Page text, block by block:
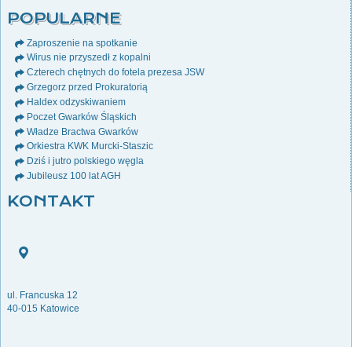
POPULARNE
Zaproszenie na spotkanie
Wirus nie przyszedł z kopalni
Czterech chętnych do fotela prezesa JSW
Grzegorz przed Prokuratorią
Haldex odzyskiwaniem
Poczet Gwarków Śląskich
Władze Bractwa Gwarków
Orkiestra KWK Murcki-Staszic
Dziś i jutro polskiego węgla
Jubileusz 100 lat AGH
KONTAKT
ul. Francuska 12
40-015 Katowice